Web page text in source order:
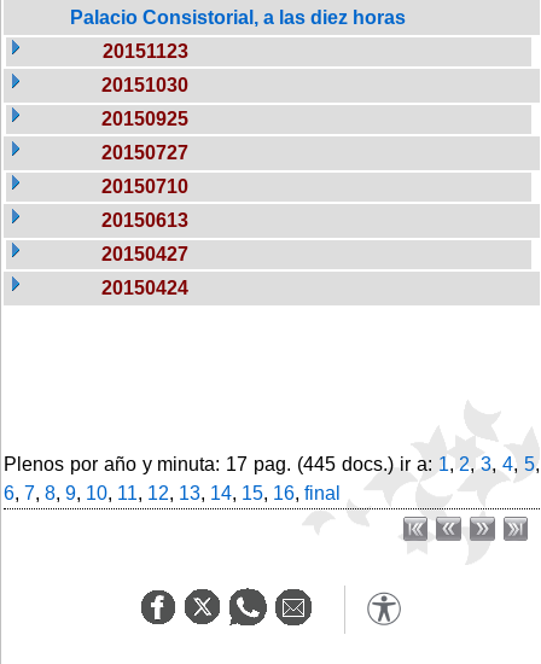
Palacio Consistorial, a las diez horas
20151123
20151030
20150925
20150727
20150710
20150613
20150427
20150424
Plenos por año y minuta: 17 pag. (445 docs.) ir a: 1,2,3,4,5,
6, 7, 8, 9, 10, 11, 12, 13, 14, 15, 16, final